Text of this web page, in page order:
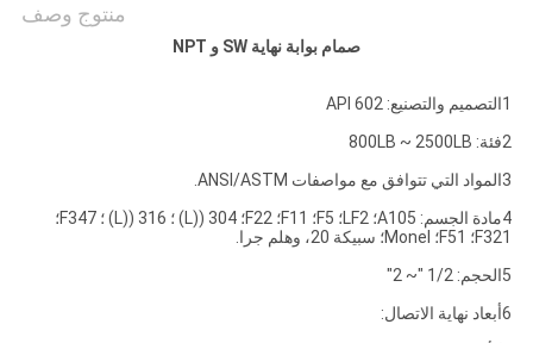
منتوج وصف
صمام بوابة نهاية SW و NPT
1التصميم والتصنيع: API 602
2فئة: 800LB ~ 2500LB
3المواد التي تتوافق مع مواصفات ANSI/ASTM.
4مادة الجسم: A105؛ LF2؛ F5؛ F11؛ F22؛ 304 ((L) ؛ 316 ((L) ؛ F347؛
F321؛ F51؛ Monel؛ سبيكة 20، وهلم جرا.
5الحجم: 1/2 "~ 2"
6أبعاد نهاية الاتصال: